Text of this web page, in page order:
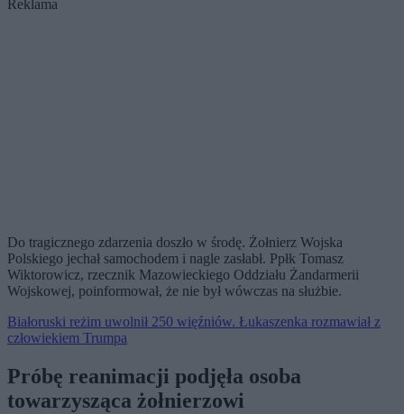
Reklama
Do tragicznego zdarzenia doszło w środę. Żołnierz Wojska
Polskiego jechał samochodem i nagle zasłabł. Ppłk Tomasz
Wiktorowicz, rzecznik Mazowieckiego Oddziału Żandarmerii
Wojskowej, poinformował, że nie był wówczas na służbie.
Białoruski reżim uwolnił 250 więźniów. Łukaszenka rozmawiał z
człowiekiem Trumpa
Próbę reanimacji podjęła osoba
towarzysząca żołnierzowi